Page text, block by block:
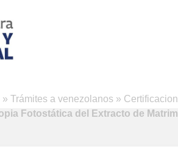
» Trámites a venezolanos »
Fotostática del Extracto de